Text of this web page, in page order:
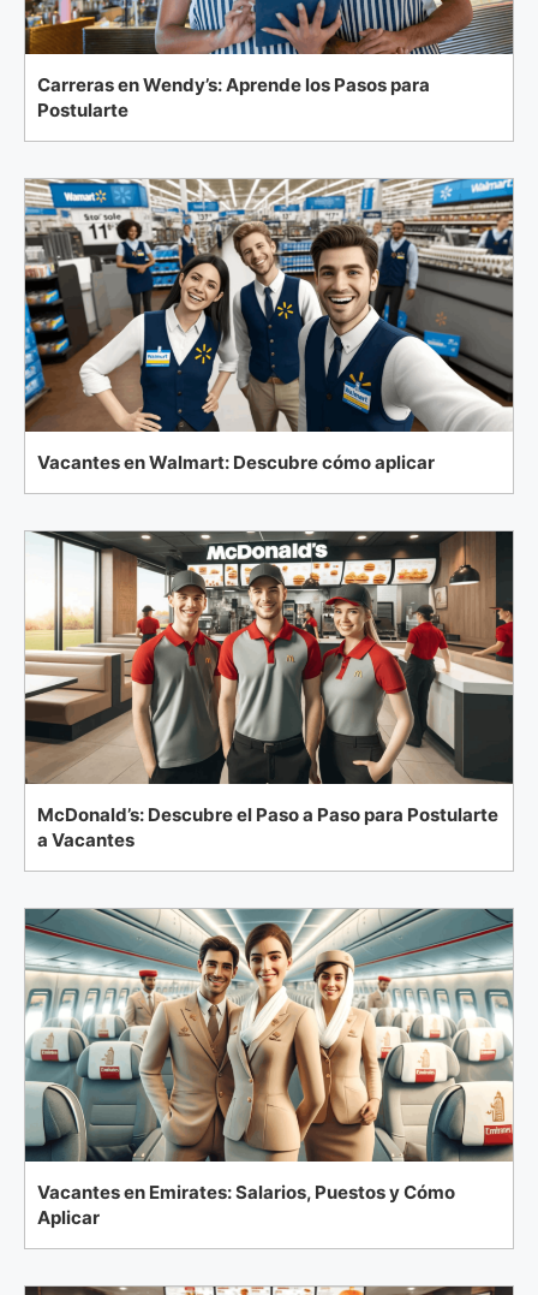
Carreras en Wendy’s: Aprende los Pasos para
Postularte
Vacantes en Walmart: Descubre cómo aplicar
McDonald’s: Descubre el Paso a Paso para Postularte
a Vacantes
Vacantes en Emirates: Salarios, Puestos y Cómo
Aplicar